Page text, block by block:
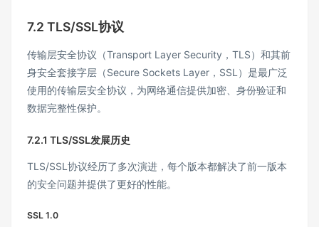
7.2 TLS/SSL协议
传输层安全协议（Transport Layer Security，TLS）和其前
身安全套接字层（Secure Sockets Layer，SSL）是最广泛
使用的传输层安全协议，为网络通信提供加密、身份验证和
数据完整性保护。
7.2.1 TLS/SSL发展历史
TLS/SSL协议经历了多次演进，每个版本都解决了前一版本
的安全问题并提供了更好的性能。
SSL 1.0